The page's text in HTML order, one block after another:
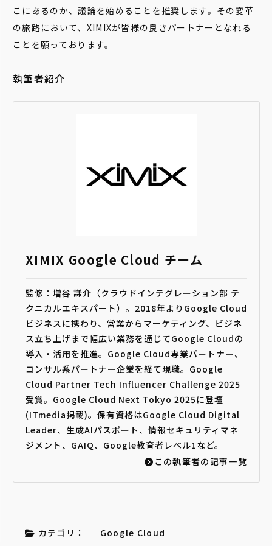
こにあるのか、議論を始めることを推奨します。その変革
の旅路において、XIMIXが皆様の良きパートナーとなれる
ことを願っております。
執筆者紹介
XIMIX Google Cloud チーム
監修：増谷 謙介（クラウドインテグレーション部 テ
クニカルエキスパート）。2018年よりGoogle Cloud
ビジネスに携わり、営業からマーケティング、ビジネ
ス立ち上げまで幅広い業務を通じてGoogle Cloudの
導入・活用を推進。Google Cloud専業パートナー、
コンサル系パートナー企業を経て現職。Google
Cloud Partner Tech Influencer Challenge 2025
受賞。Google Cloud Next Tokyo 2025に登壇
(ITmedia掲載)。保有資格はGoogle Cloud Digital
Leader、生成AIパスポート、情報セキュリティマネ
ジメント、GAIQ、Google教育者レベル1など。
この執筆者の記事一覧
カテゴリ： Google Cloud